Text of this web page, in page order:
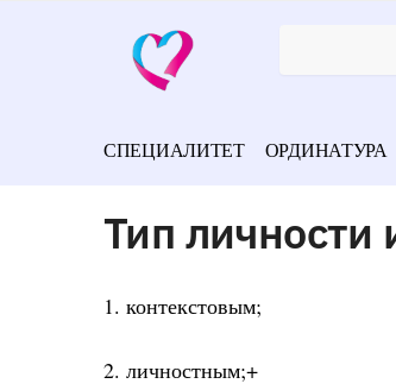
СПЕЦИАЛИТЕТ ОРДИНАТУРА
Тип личности
1. контекстовым;
2. личностным;+